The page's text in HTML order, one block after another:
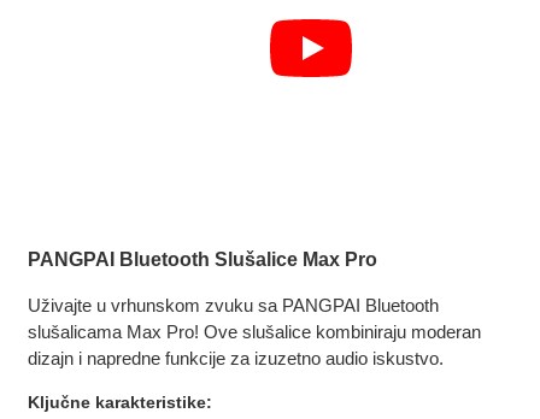
PANGPAI Bluetooth Slušalice Max Pro
Uživajte u vrhunskom zvuku sa PANGPAI Bluetooth
slušalicama Max Pro! Ove slušalice kombiniraju moderan
dizajn i napredne funkcije za izuzetno audio iskustvo.
Ključne karakteristike: